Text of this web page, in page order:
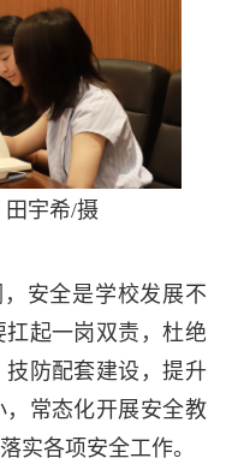
田宇希/摄
安全是学校发展不
起一岗双责，杜绝
防配套建设，提升
常态化开展安全教
实各项安全工作。